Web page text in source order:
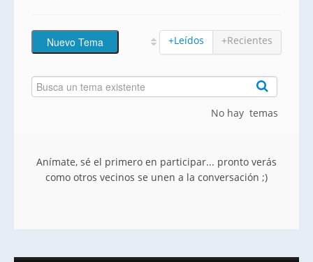
+Leídos +Recientes
No hay temas
Anímate, sé el primero en participar... pronto verás
como otros vecinos se unen a la conversación ;)